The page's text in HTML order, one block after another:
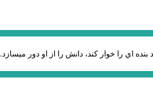
بنده اي را خوار كند، دانش را از او دور میسازد.